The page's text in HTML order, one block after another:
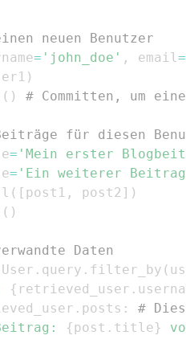
neuen Benutzer
= 'john_doe' , email=
)
( ) # Committen, um
für diesen
= 'Mein erster
= 'Ein weiterer
( [ post1 , post2 ] )
( )
Daten
User . query . filter_by (
{ retrieved_user .
. posts :
#
{post . title}